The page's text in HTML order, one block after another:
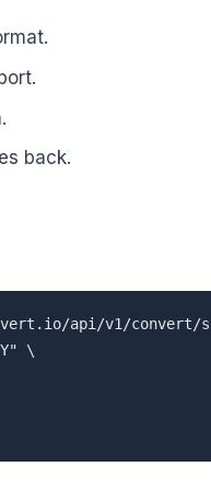
back.
api/v1/convert/
\